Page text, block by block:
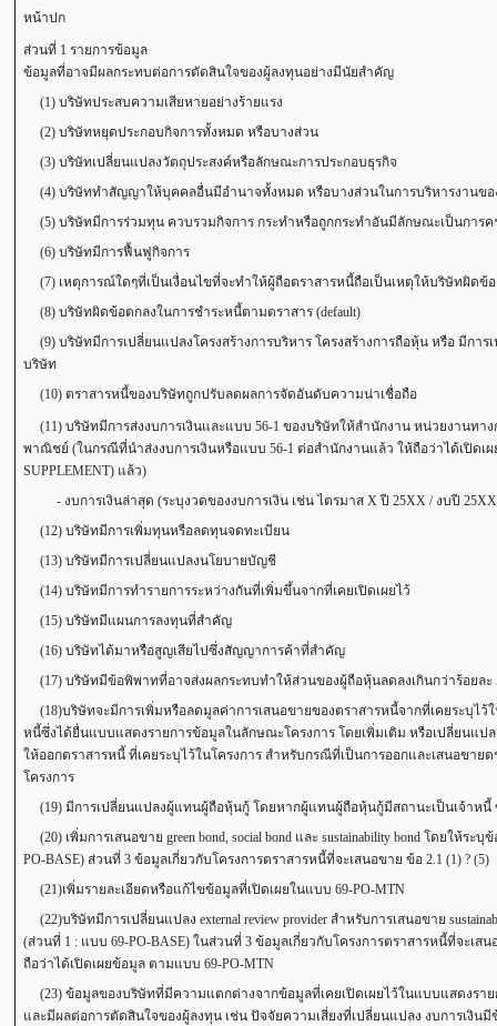
หน้าปก
ส่วนที่ 1 รายการข้อมูล
ข้อมูลที่อาจมีผลกระทบต่อการตัดสินใจของผู้ลงทุนอย่างมีนัยสำคัญ
(1) บริษัทประสบความเสียหายอย่างร้ายแรง
(2) บริษัทหยุดประกอบกิจการทั้งหมด หรือบางส่วน
(3) บริษัทเปลี่ยนแปลงวัตถุประสงค์หรือลักษณะการประกอบธุรกิจ
(4) บริษัททำสัญญาให้บุคคลอื่นมีอำนาจทั้งหมด หรือบางส่วนในการบริหารงานขอ
(5) บริษัทมีการร่วมทุน ควบรวมกิจการ กระทำหรือถูกกระทำอันมีลักษณะเป็นการค
(6) บริษัทมีการฟื้นฟูกิจการ
(7) เหตุการณ์ใดๆที่เป็นเงื่อนไขที่จะทำให้ผู้ถือตราสารหนี้ถือเป็นเหตุให้บริษัทผิดข้อ
(8) บริษัทผิดข้อตกลงในการชำระหนี้ตามตราสาร (default)
(9) บริษัทมีการเปลี่ยนแปลงโครงสร้างการบริหาร โครงสร้างการถือหุ้น หรือ มีกา
บริษัท
(10) ตราสารหนี้ของบริษัทถูกปรับลดผลการจัดอันดับความน่าเชื่อถือ
(11) บริษัทมีการส่งงบการเงินและแบบ 56-1 ของบริษัทให้สำนักงาน หน่วยงานทา
พาณิชย์ (ในกรณีที่นำส่งงบการเงินหรือแบบ 56-1 ต่อสำนักงานแล้ว ให้ถือว่าได้เปิดเ
SUPPLEMENT) แล้ว)
- งบการเงินล่าสุด (ระบุงวดของงบการเงิน เช่น ไตรมาส X ปี 25XX / งบปี 25XX
(12) บริษัทมีการเพิ่มทุนหรือลดทุนจดทะเบียน
(13) บริษัทมีการเปลี่ยนแปลงนโยบายบัญชี
(14) บริษัทมีการทำรายการระหว่างกันที่เพิ่มขึ้นจากที่เคยเปิดเผยไว้
(15) บริษัทมีแผนการลงทุนที่สำคัญ
(16) บริษัทได้มาหรือสูญเสียไปซึ่งสัญญาการค้าที่สำคัญ
(17) บริษัทมีข้อพิพาทที่อาจส่งผลกระทบทำให้ส่วนของผู้ถือหุ้นลดลงเกินกว่าร้อยละ
(18)บริษัทจะมีการเพิ่มหรือลดมูลค่าการเสนอขายของตราสารหนี้จากที่เคยระบุไว้
หนี้ซึ่งได้ยื่นแบบแสดงรายการข้อมูลในลักษณะโครงการ โดยเพิ่มเติม หรือเปลี่ยนแ
ให้ออกตราสารหนี้ ที่เคยระบุไว้ในโครงการ สำหรับกรณีที่เป็นการออกและเสนอขา
โครงการ
(19) มีการเปลี่ยนแปลงผู้แทนผู้ถือหุ้นกู้ โดยหากผู้แทนผู้ถือหุ้นกู้มีสถานะเป็นเจ้าหนี้
(20) เพิ่มการเสนอขาย green bond, social bond และ sustainability bond โดยให้
PO-BASE) ส่วนที่ 3 ข้อมูลเกี่ยวกับโครงการตราสารหนี้ที่จะเสนอขาย ข้อ 2.1 (1) ? (5)
(21)เพิ่มรายละเอียดหรือแก้ไขข้อมูลที่เปิดเผยในแบบ 69-PO-MTN
(22)บริษัทมีการเปลี่ยนแปลง external review provider สำหรับการเสนอขาย
(ส่วนที่ 1 : แบบ 69-PO-BASE) ในส่วนที่ 3 ข้อมูลเกี่ยวกับโครงการตราสารหนี้ที่จะเ
ถือว่าได้เปิดเผยข้อมูล ตามแบบ 69-PO-MTN
(23) ข้อมูลของบริษัทที่มีความแตกต่างจากข้อมูลที่เคยเปิดเผยไว้ในแบบแสดงรา
และมีผลต่อการตัดสินใจของผู้ลงทุน เช่น ปัจจัยความเสี่ยงที่เปลี่ยนแปลง งบการเงิน